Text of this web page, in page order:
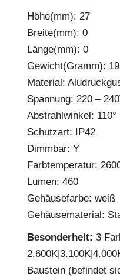
Höhe(mm): 27
Breite(mm): 0
Länge(mm): 0
Gewicht(Gramm):
Material:
Spannung: 220 –
Abstrahlwinkel: 110°
Schutzart: IP42
Dimmbar: Y
Farbtemperatur:
Lumen: 460
Gehäusefarbe: weiß
Gehäusematerial:
Besonderheit: 3
Baustein (befindet